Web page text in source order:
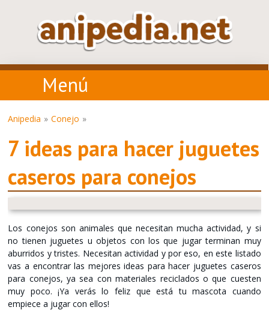
Menú
Anipedia Conejo
7 ideas para hacer juguetes
caseros para conejos
Los conejos son animales que necesitan mucha actividad, y si
no tienen juguetes u objetos con los que jugar terminan muy
aburridos y tristes. Necesitan actividad y por eso, en este listado
vas a encontrar las mejores ideas para hacer juguetes caseros
para conejos, ya sea con materiales reciclados o que cuesten
muy poco. ¡Ya verás lo feliz que está tu mascota cuando
empiece a jugar con ellos!